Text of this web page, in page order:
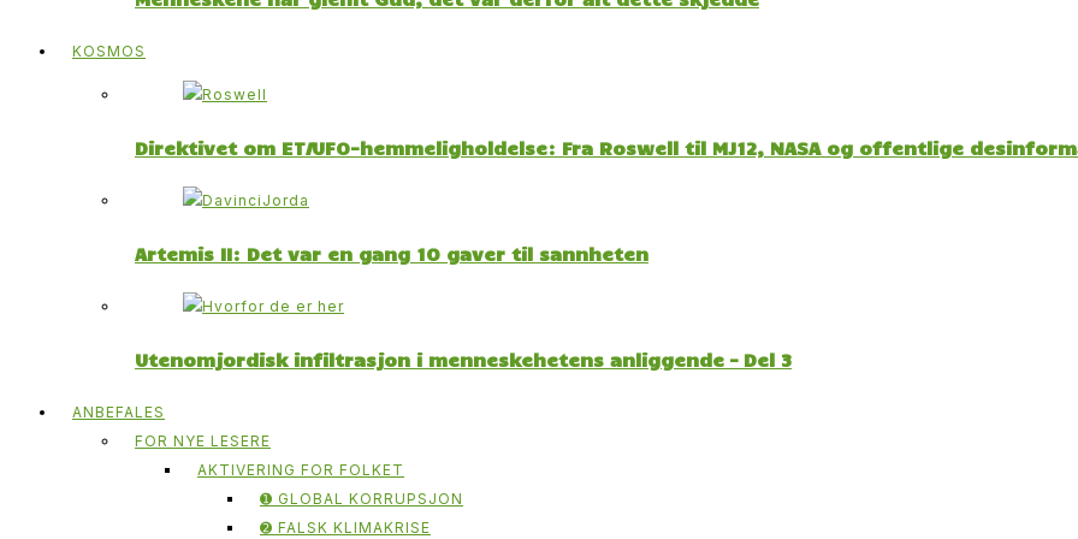
KOSMOS
Direktivet om ET/UFO-hemmeligholdelse: Fra Roswell til MJ12, NASA og offentlige
Artemis II: Det var en gang 10 gaver til sannheten
Utenomjordisk infiltrasjon i menneskehetens anliggende – Del 3
ANBEFALES
FOR NYE LESERE
AKTIVERING FOR FOLKET
➊ GLOBAL KORRUPSJON
➋ FALSK KLIMAKRISE